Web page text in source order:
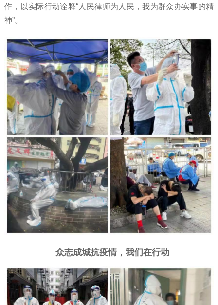
作，以实际行动诠释“人民律师为人民，我为群众办实事的精
神”。
众志成城抗疫情，我们在行动